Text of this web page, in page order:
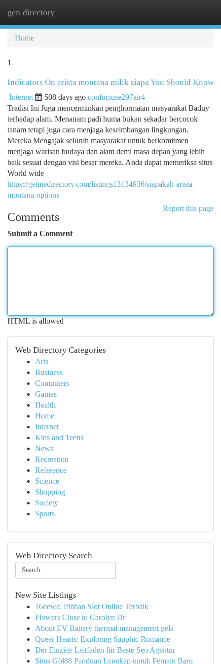
gen directory
Home
1
Indicators On arista montana milik siapa You Should Know
Internet 508 days ago confuciuse297air4
Tradisi Ini Juga mencerminkan penghormatan masyarakat Baduy
terhadap alam. Menanam padi huma bukan sekadar bercocok
tanam tetapi juga cara menjaga keseimbangan lingkungan.
Mereka Mengajak seluruh masyarakat untuk berkomitmen
menjaga warisan budaya dan alam demi masa depan yang lebih
baik sesuai dengan visi besar mereka. Anda dapat memeriksa situs
World wide
https://getmedirectory.com/listings13134936/siapakah-arista-
montana-options
Report this page
Comments
Submit a Comment
HTML is allowed
Web Directory Categories
Arts
Business
Computers
Games
Health
Home
Internet
Kids and Teens
News
Recreation
Reference
Science
Shopping
Society
Sports
Web Directory Search
New Site Listings
16dewa: Pilihan Slot Online Terbaik
Flowers Close to Carolyn Dr
About EV Battery thermal management gels
Queer Hearts: Exploring Sapphic Romance
Der Einzige Leitfaden für Beste Seo Agentur
Situs Gol88 Panduan Lengkap untuk Pemain Baru